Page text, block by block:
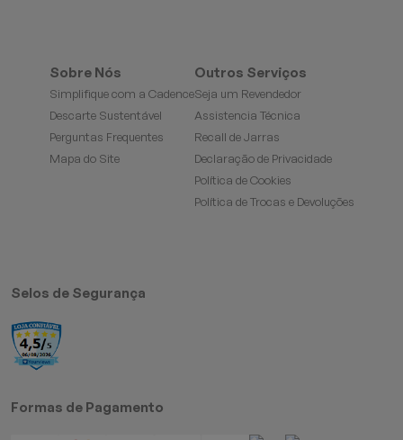
Sobre Nós
Simplifique com a Cadence
Descarte Sustentável
Perguntas Frequentes
Mapa do Site
Outros Serviços
Seja um Revendedor
Assistencia Técnica
Recall de Jarras
Declaração de Privacidade
Política de Cookies
Política de Trocas e Devoluções
Selos de Segurança
Formas de Pagamento